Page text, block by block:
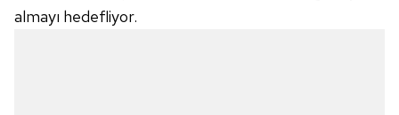
almayı hedefliyor.